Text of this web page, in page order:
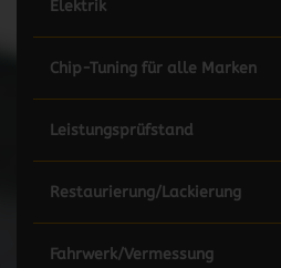
Elektrik
Chip-Tuning für alle Marken
Leistungsprüfstand
Restaurierung/Lackierung
Fahrwerk/Vermessung